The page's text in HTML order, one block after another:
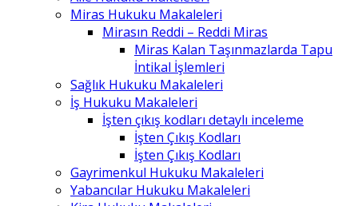
Miras Hukuku Makaleleri
Mirasın Reddi – Reddi Miras
Miras Kalan Taşınmazlarda Tapu
İntikal İşlemleri
Sağlık Hukuku Makaleleri
İş Hukuku Makaleleri
İşten çıkış kodları detaylı inceleme
İşten Çıkış Kodları
İşten Çıkış Kodları
Gayrimenkul Hukuku Makaleleri
Yabancılar Hukuku Makaleleri